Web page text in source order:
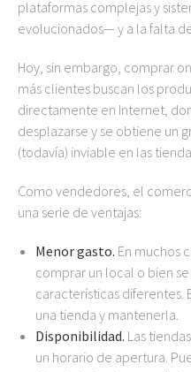
plataformas complejas y
evolucionados— y a la falta
Hoy, sin embargo, comprar
más clientes buscan los
directamente en Internet,
desplazarse y se obtiene un
(todavía) inviable en las
Como vendedores, el
una serie de ventajas:
Menor gasto. En muchos
comprar un local o bien
características diferentes.
una tienda y mantenerla.
Disponibilidad. Las
un horario de apertura.